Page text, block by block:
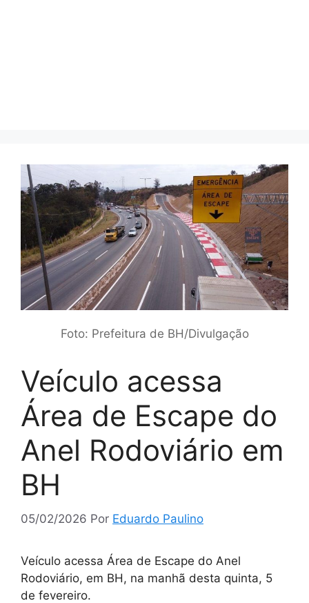
Foto: Prefeitura de BH/Divulgação
Veículo acessa
Área de Escape do
Anel Rodoviário em
BH
05/02/2026 Por Eduardo Paulino
Veículo acessa Área de Escape do Anel
Rodoviário, em BH, na manhã desta quinta, 5
de fevereiro.